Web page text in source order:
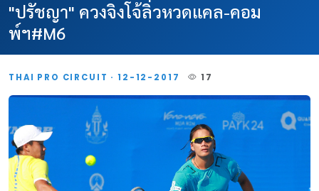
"ปรัชญา" ควงจิงโจ้ลิ่วหวดแคล-คอม
พ์ฯ#M6
THAI PRO CIRCUIT · 12-12-2017 17